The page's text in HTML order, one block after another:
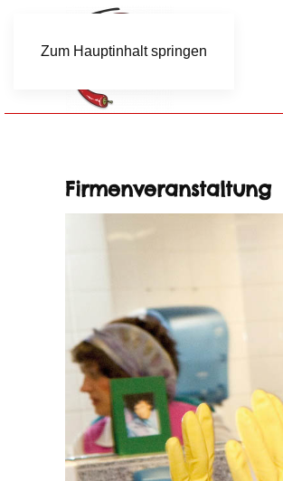
Zum Hauptinhalt springen
Firmenveranstaltung